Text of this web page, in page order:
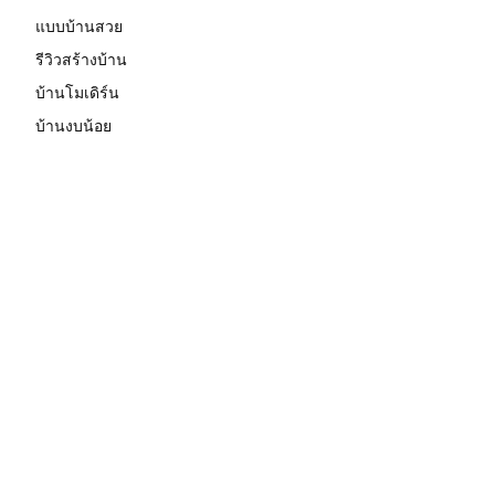
แบบบ้านสวย
รีวิวสร้างบ้าน
บ้านโมเดิร์น
บ้านงบน้อย